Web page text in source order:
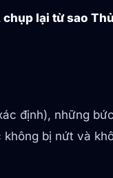
lại từ sao
định), những
bị nứt và